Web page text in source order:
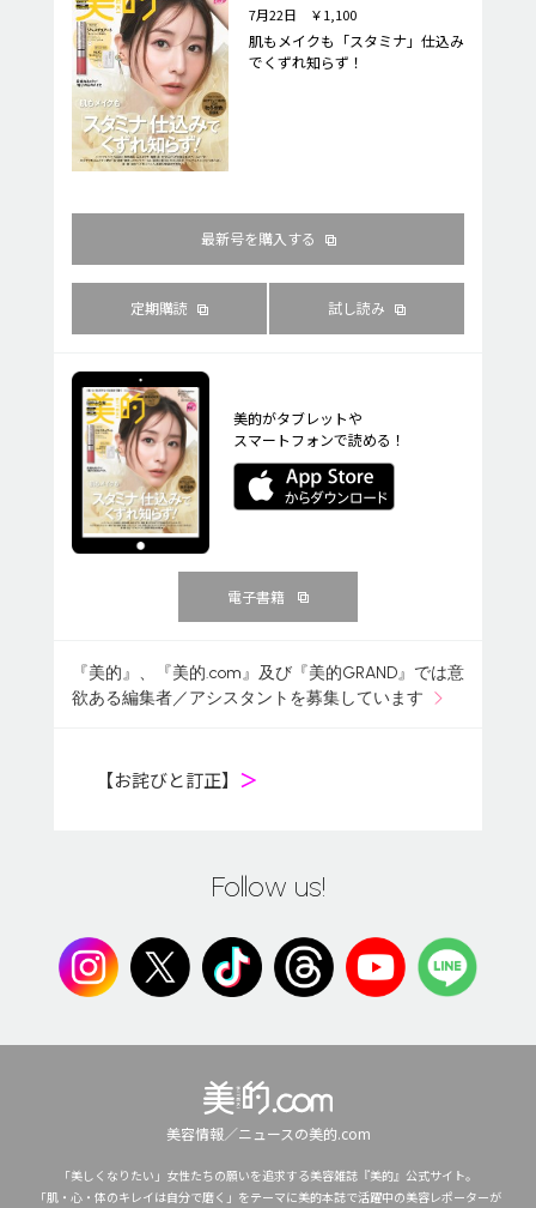
7月22日 ￥1,100
肌もメイクも「スタミナ」仕込み
でくずれ知らず！
最新号を購入する
定期購読 試し読み
美的がタブレットや
スマートフォンで読める！
電子書籍
『美的』、『美的.com』及び『美的GRAND』では意
欲ある編集者／アシスタントを募集しています
【お詫びと訂正】 ＞
Follow us!
美容情報／ニュースの美的.com
「美しくなりたい」女性たちの願いを追求する美容雑誌『美的』公式サイト。
「肌・心・体のキレイは自分で磨く」をテーマに美的本誌で活躍中の美容レポーターが